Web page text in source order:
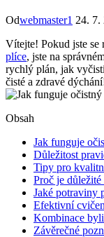
Odwebmaster1 24. 7.
Vítejte! Pokud jste se
plíce, jste na
rychlý plán, jak
čisté a zdravé
Obsah
Jak funguje
Důležitost
Tipy pro
Proč je
Jaké potraviny
Efektivní
Kombinace
Závěrečné